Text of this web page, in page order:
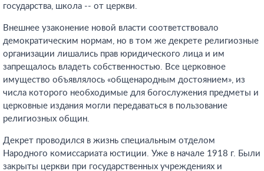
государства, школа -- от церкви.
Внешнее узаконение новой власти соответствовало
демократическим нормам, но в том же декрете религиозные
организации лишались прав юридического лица и им
запрещалось владеть собственностью. Все церковное
имущество объявлялось «общенародным достоянием», из
числа которого необходимые для богослужения предметы и
церковные издания могли передаваться в пользование
религиозных общин.
Декрет проводился в жизнь специальным отделом
Народного комиссариата юстиции. Уже в начале 1918 г. Были
закрыты церкви при государственных учреждениях и